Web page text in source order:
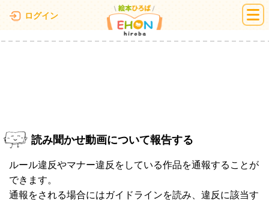
ログイン 絵本ひろば
読み聞かせ動画について報告する
ルール違反やマナー違反をしている作品を通報することが
できます。
通報をされる場合にはガイドラインを読み、違反に該当す